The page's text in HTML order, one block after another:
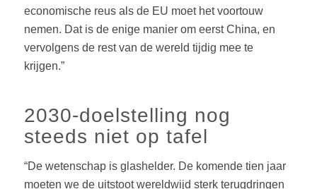
economische reus als de EU moet het voortouw
nemen. Dat is de enige manier om eerst China, en
vervolgens de rest van de wereld tijdig mee te
krijgen.”
2030-doelstelling nog
steeds niet op tafel
“De wetenschap is glashelder. De komende tien jaar
moeten we de uitstoot wereldwijd sterk terugdringen